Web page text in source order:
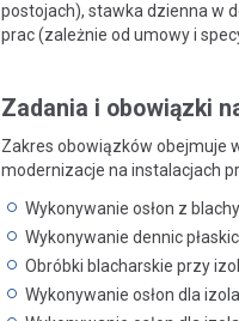
postojach), stawka dzienna w
prac (zależnie od umowy i
Zadania i obowiązki
Zakres obowiązków obejmuje
modernizacje na instalacjach
Wykonywanie osłon z
Wykonywanie dennic
Obróbki blacharskie przy
Wykonywanie osłon dla